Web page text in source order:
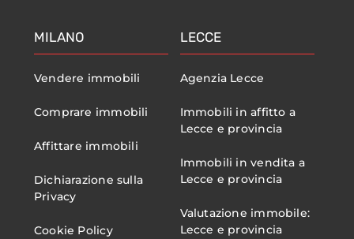
MILANO
Vendere immobili
Comprare immobili
Affittare immobili
Dichiarazione sulla
Privacy
Cookie Policy
LECCE
Agenzia Lecce
Immobili in affitto a
Lecce e provincia
Immobili in vendita a
Lecce e provincia
Valutazione immobile:
Lecce e provincia